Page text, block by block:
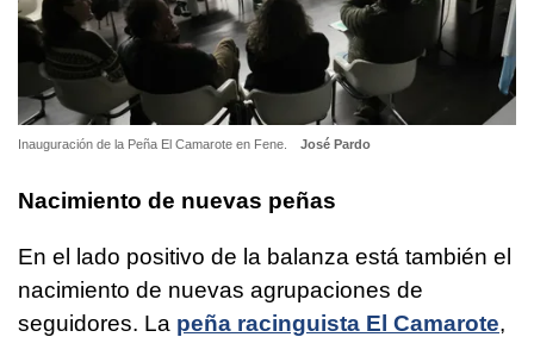
Inauguración de la Peña El Camarote en Fene. José Pardo
Nacimiento de nuevas peñas
En el lado positivo de la balanza está también el
nacimiento de nuevas agrupaciones de
seguidores. La peña racinguista El Camarote,